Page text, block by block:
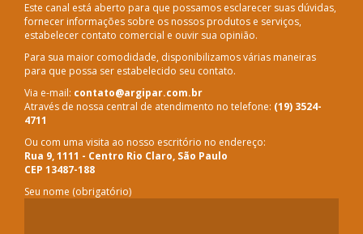
Este canal está aberto para que possamos esclarecer suas dúvidas,
fornecer informações sobre os nossos produtos e serviços,
estabelecer contato comercial e ouvir sua opinião.
Para sua maior comodidade, disponibilizamos várias maneiras
para que possa ser estabelecido seu contato.
Via e-mail: contato@argipar.com.br
Através de nossa central de atendimento no telefone: (19) 3524-
4711
Ou com uma visita ao nosso escritório no endereço:
Rua 9, 1111 - Centro Rio Claro, São Paulo
CEP 13487-188
Seu nome (obrigatório)